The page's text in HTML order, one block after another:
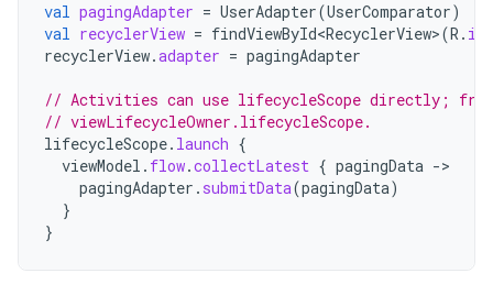
val pagingAdapter = UserAdapter(UserComparator)
val recyclerView = findViewById<RecyclerView>(R . id
recyclerView.adapter = pagingAdapter
// Activities can use lifecycleScope directly;
// viewLifecycleOwner.lifecycleScope.
lifecycleScope. launch {
viewModel . flow.collectLatest { pagingData -
pagingAdapter . submitData(pagingData)
}
}